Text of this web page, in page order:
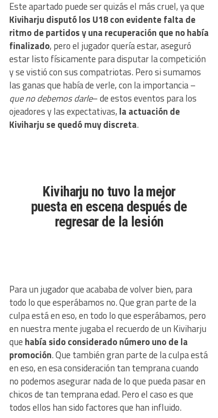
Este apartado puede ser quizás el más cruel, ya que
Kiviharju disputó los U18 con evidente falta de
ritmo de partidos y una recuperación que no había
finalizado, pero el jugador quería estar, aseguró
estar listo físicamente para disputar la competición
y se vistió con sus compatriotas. Pero si sumamos
las ganas que había de verle, con la importancia –
que no debemos darle– de estos eventos para los
ojeadores y las expectativas, la actuación de
Kiviharju se quedó muy discreta.
Kiviharju no tuvo la mejor
puesta en escena después de
regresar de la lesión
Para un jugador que acababa de volver bien, para
todo lo que esperábamos no. Que gran parte de la
culpa está en eso, en todo lo que esperábamos, pero
en nuestra mente jugaba el recuerdo de un Kiviharju
que había sido considerado número uno de la
promoción. Que también gran parte de la culpa está
en eso, en esa consideración tan temprana cuando
no podemos asegurar nada de lo que pueda pasar en
chicos de tan temprana edad. Pero el caso es que
todos ellos han sido factores que han influido.